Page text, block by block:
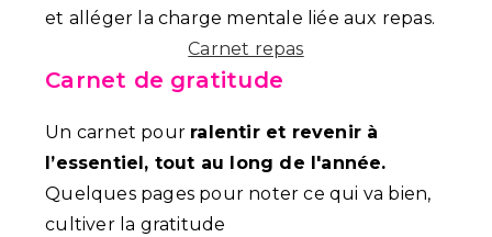
et alléger la charge mentale liée aux repas.
Carnet repas
Carnet de gratitude
Un carnet pour ralentir et revenir à
l’essentiel, tout au long de l'année.
Quelques pages pour noter ce qui va bien,
cultiver la gratitude